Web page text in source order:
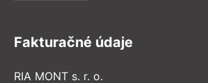
Fakturačné údaje
RIA MONT s. r. o.